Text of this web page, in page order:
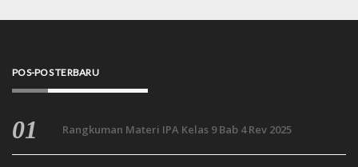
POS-POS TERBARU
Rangkuman Materi IPA Kelas 9 Bab 4 Rev 2025